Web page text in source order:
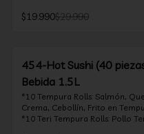
Palta, Cebollín, Envuelto en
salmón y bañado en salsa
*10 Tempura Rolls: Salmón,
Crema, Cebollín, Frito en
*Incluye 2 palitos, 2 soya 30ml, 1
teriyaki 30ml
$19.990$29.990
454-Hot Sushi (40
Bebida 1.5L
*10 Tempura Rolls: Salmón,
Crema, Cebollín, Frito en
*10 Teri Tempura Rolls: Pollo